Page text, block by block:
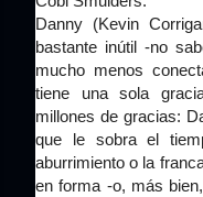
Danny (Kevin
bastante inútil -no
mucho menos
tiene una sola
millones de gracias:
que le sobra el
aburrimiento o la
en forma -o, más